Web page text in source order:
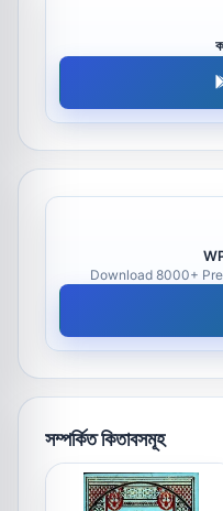
Download 8000+
সম্পর্কিত কিতাবসমূহ